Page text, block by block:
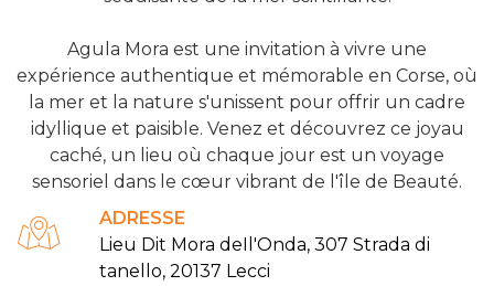
Agula Mora est une invitation à vivre une
expérience authentique et mémorable en Corse, où
la mer et la nature s'unissent pour offrir un cadre
idyllique et paisible. Venez et découvrez ce joyau
caché, un lieu où chaque jour est un voyage
sensoriel dans le cœur vibrant de l'île de Beauté.
ADRESSE
Lieu Dit Mora deIl'Onda, 307 Strada di
tanello, 20137 Lecci